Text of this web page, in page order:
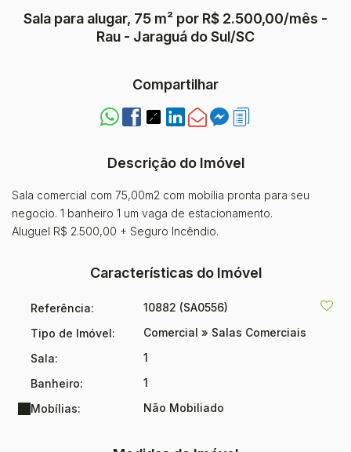
Sala para alugar, 75 m² por R$ 2.500,00/mês -
Rau - Jaraguá do Sul/SC
Compartilhar
Descrição do Imóvel
Sala comercial com 75,00m2 com mobília pronta para seu
negocio. 1 banheiro 1 um vaga de estacionamento.
Aluguel R$ 2.500,00 + Seguro Incêndio.
Características do Imóvel
Referência: 10882 (SA0556)
Tipo de Imóvel:
Comercial » Salas Comerciais
Sala:
1
Banheiro:
1
Mobílias:
Não Mobiliado